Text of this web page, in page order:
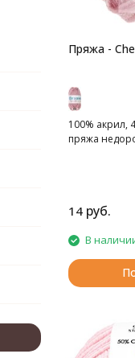
Пряжа -
100% акрил,
пряжа
14 руб.
В